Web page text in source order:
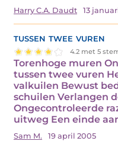
Harry C.A. Daudt 13
tussen twee vuren
4.2 met 5
Torenhoge muren
tussen twee vuren
valkuilen Bewust
schuilen Verlangen
Ongecontroleerde
uitweg Een einde
Sam M. 19 april 2005